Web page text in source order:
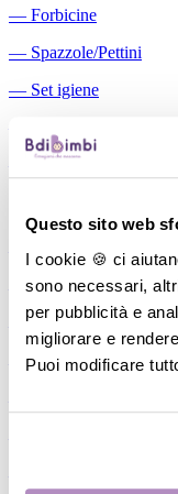
Questo sito web
I cookie 🍪 ci
sono necessari,
per pubblicità e
migliorare e
Puoi modificare
― Forbicine
― Spazzole/Pettini
― Set igiene
Aspiratori nasali
―
Cuscini allattamento
―Biberon
―
Tettarelle
―Succhietti